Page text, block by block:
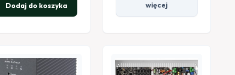
Dodaj do koszyka
więcej